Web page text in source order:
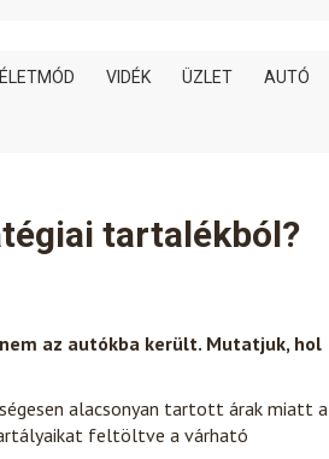
ÉLETMÓD VIDÉK ÜZLET AUTÓ
tartalékból?
az autókba került. Mutatjuk, hol
alacsonyan tartott árak miatt a
feltöltve a várható